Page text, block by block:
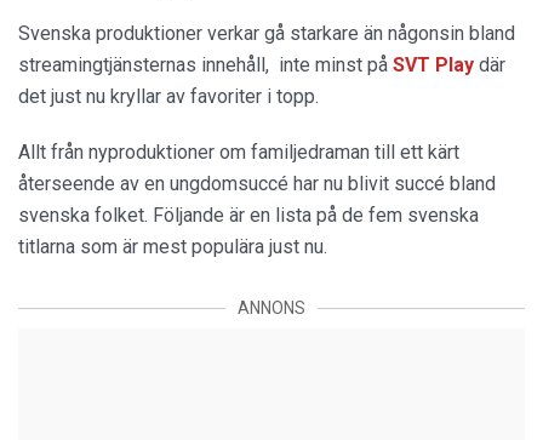
Svenska produktioner verkar gå starkare än någonsin bland
streamingtjänsternas innehåll, inte minst på SVT Play där
det just nu kryllar av favoriter i topp.
Allt från nyproduktioner om familjedraman till ett kärt
återseende av en ungdomsuccé har nu blivit succé bland
svenska folket. Följande är en lista på de fem svenska
titlarna som är mest populära just nu.
ANNONS